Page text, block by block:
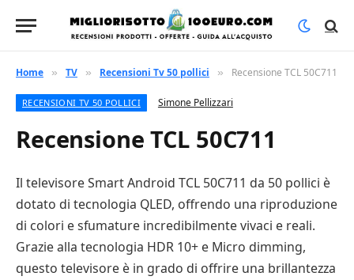
Home » TV » Recensioni Tv 50 pollici » Recensione TCL 50C711
RECENSIONI TV 50 POLLICI Simone Pellizzari
Recensione TCL 50C711
Il televisore Smart Android TCL 50C711 da 50 pollici è
dotato di tecnologia QLED, offrendo una riproduzione
di colori e sfumature incredibilmente vivaci e reali.
Grazie alla tecnologia HDR 10+ e Micro dimming,
questo televisore è in grado di offrire una brillantezza